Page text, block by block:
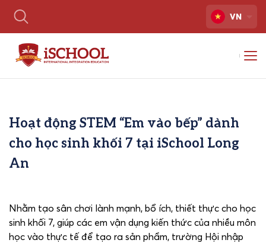
VN
Hoạt động STEM “Em vào bếp” dành
cho học sinh khối 7 tại iSchool Long
An
Nhằm tạo sân chơi lành mạnh, bổ ích, thiết thực cho học
sinh khối 7, giúp các em vận dụng kiến thức của nhiều môn
học vào thực tế để tạo ra sản phẩm, trường Hội nhập